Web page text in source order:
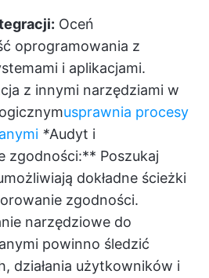
Oceń
oprogramowania z
i aplikacjami.
z innymi narzędziami w
usprawnia procesy
*Audyt i
zgodności:** Poszukaj
dokładne ścieżki
zgodności.
narzędziowe do
powinno śledzić
działania użytkowników i